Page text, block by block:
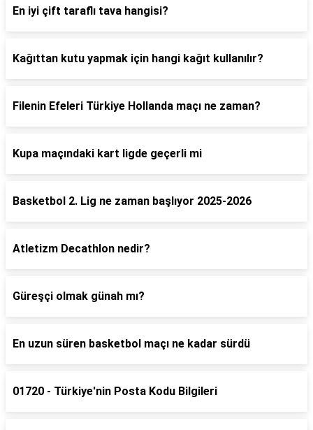
En iyi çift taraflı tava hangisi?
Kağıttan kutu yapmak için hangi kağıt kullanılır?
Filenin Efeleri Türkiye Hollanda maçı ne zaman?
Kupa maçındaki kart ligde geçerli mi
Basketbol 2. Lig ne zaman başlıyor 2025-2026
Atletizm Decathlon nedir?
Güreşçi olmak günah mı?
En uzun süren basketbol maçı ne kadar sürdü
01720 - Türkiye'nin Posta Kodu Bilgileri